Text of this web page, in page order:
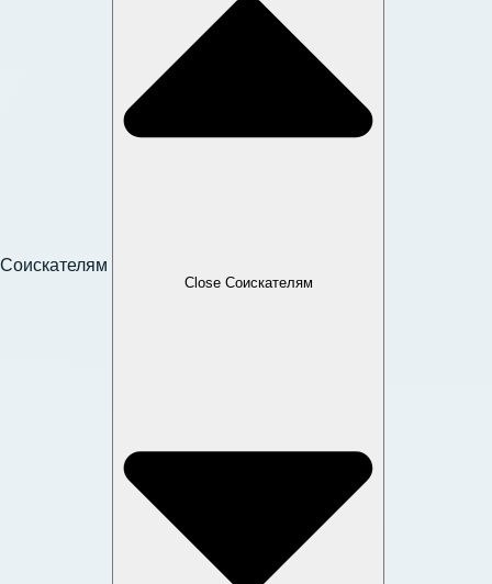
Соискателям
Close Соискателям